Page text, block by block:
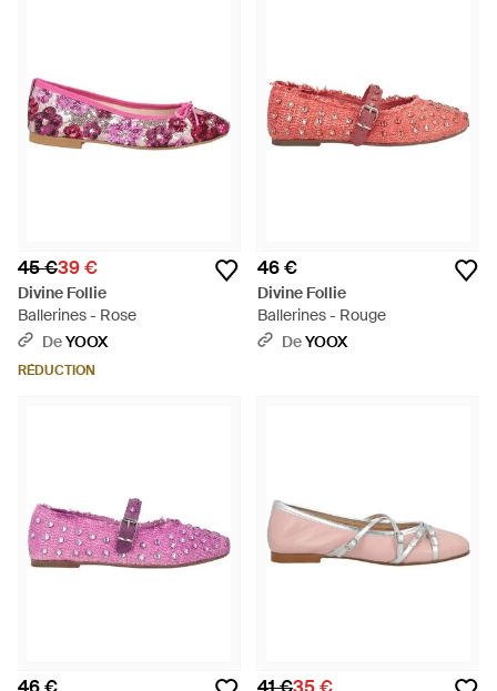
45 €39 €
Divine Follie
Ballerines - Rose
DeYOOX
RÉDUCTION
46 €
Divine Follie
Ballerines - Rouge
DeYOOX